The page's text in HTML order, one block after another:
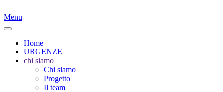
Menu
Home
URGENZE
chi siamo
Chi siamo
Progetto
Il team